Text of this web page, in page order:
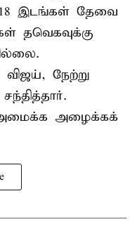
இடங்கள் தேவை
தவெகவுக்கு
நேற்று
அழைக்கக்